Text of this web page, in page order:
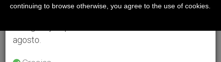
agosto.
continuing to browse otherwise, you agree to the use of cookies.